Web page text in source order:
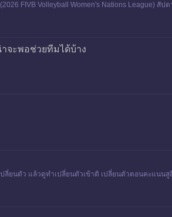
FIVB Volleyball Women's Nations League) สั
จะพอช่วยทีมได้บ้าง
ลี่ยนตัว แล้วดูทำเปลี่ยนตัวเข้าดิ เปลี่ยนตัวตอนคะแน